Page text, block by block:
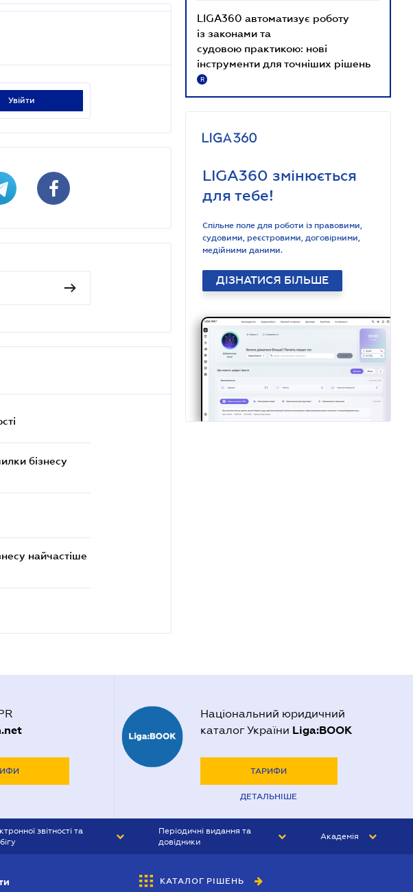
увійти
бізнесу
найчастіше
LIGA360 автоматизує роботу
із законами та
судовою практикою: нові
інструменти для точніших рішень
R
LIGA360 змінюється
для тебе!
Спільне поле для роботи із правовими,
судовими, реєстровими, договірними,
медійними даними.
ДІЗНАТИСЯ БІЛЬШЕ
Національний юридичний
каталог України Liga:BOOK
ТАРИФИ
ДЕТАЛЬНІШЕ
звітності та
Періодичні видання та
довідники
БУХГАЛТЕР&ЗАКОН
Академія
КАТАЛОГ РІШЕНЬ